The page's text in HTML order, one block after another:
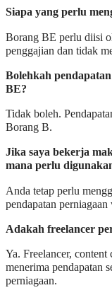
Siapa yang perlu
Borang BE perlu diisi
penggajian dan tidak
Bolehkah
BE?
Tidak boleh.
Borang B.
Jika saya bekerja
mana perlu
Anda tetap perlu
pendapatan
Adakah freelancer
Ya. Freelancer,
menerima pendapatan
perniagaan.